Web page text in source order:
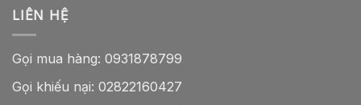
LIÊN HỆ
Gọi mua hàng: 0931878799
Gọi khiếu nại: 02822160427